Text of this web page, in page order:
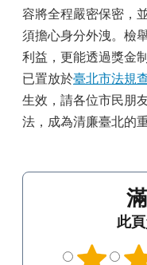
容將全程嚴密保密，
須擔心身分外洩。檢
利益，更能透過獎金
已置放於臺北市法規
生效，請各位市民朋
法，成為清廉臺北的
此